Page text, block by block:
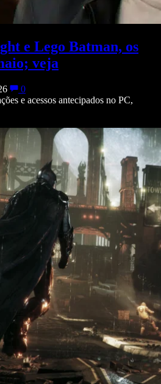
e Lego Batman, os
veja
0
e acessos antecipados no PC,